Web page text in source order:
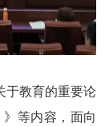
教育的重要论
》等内容，面向